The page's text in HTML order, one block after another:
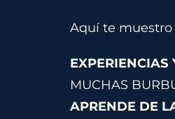
Aquí te muestro
MUCHAS
APRENDE DE